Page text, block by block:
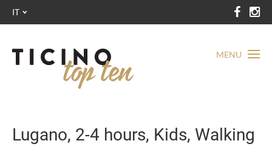
MENU
IT
Lugano, 2-4 hours, Kids, Walking